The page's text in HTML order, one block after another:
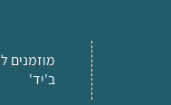
מוזמנים
ב'יד'